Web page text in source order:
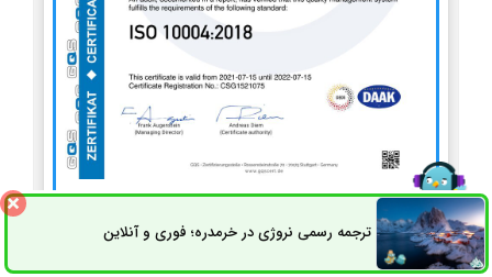
ترجمه رسمی نروژی در خرمدره؛ فوری و آنلاینثبت سفارش راه های ارتباطی